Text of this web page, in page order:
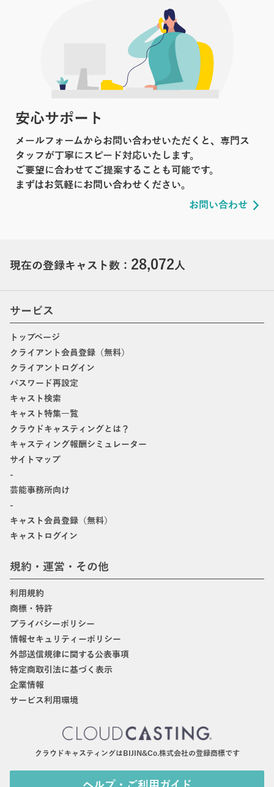
安心サポート
メールフォームからお問い合わせいただくと、専門ス
タッフが丁寧にスピード対応いたします。
ご要望に合わせてご提案することも可能です。
まずはお気軽にお問い合わせください。
お問い合わせ
現在の登録キャスト数： 28,072人
サービス
トップページ
クライアント会員登録（無料）
クライアントログイン
パスワード再設定
キャスト検索
キャスト特集一覧
クラウドキャスティングとは？
キャスティング報酬シミュレーター
サイトマップ
-
芸能事務所向け
-
キャスト会員登録（無料）
キャストログイン
規約・運営・その他
利用規約
商標・特許
プライバシーポリシー
情報セキュリティーポリシー
外部送信規律に関する公表事項
特定商取引法に基づく表示
企業情報
サービス利用環境
クラウドキャスティングはBIJIN&Co.株式会社の登録商標です